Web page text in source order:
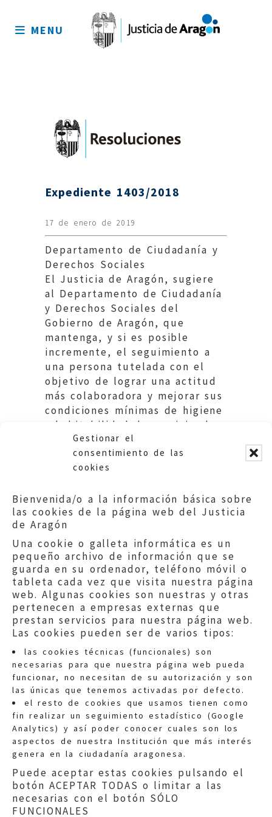
Gestionar el
consentimiento de las
cookies
Bienvenida/o a la información básica sobre
las cookies de la página web del Justicia
de Aragón
Una cookie o galleta informática es un
pequeño archivo de información que se
guarda en su ordenador, teléfono móvil o
tableta cada vez que visita nuestra página
web. Algunas cookies son nuestras y otras
pertenecen a empresas externas que
prestan servicios para nuestra página web.
Las cookies pueden ser de varios tipos:
las cookies técnicas (funcionales) son
necesarias para que nuestra página web pueda
funcionar, no necesitan de su autorización y son
las únicas que tenemos activadas por defecto.
el resto de cookies que usamos tienen como
fin realizar un seguimiento estadístico (Google
Analytics) y así poder conocer cuales son los
aspectos de nuestra Institución que más interés
genera en la ciudadanía aragonesa.
Puede aceptar estas cookies pulsando el
botón ACEPTAR TODAS o limitar a las
necesarias con el botón SÓLO
FUNCIONALES
sitio
MENU
Expediente 1403/2018
17 de enero de 2019
Departamento de Ciudadanía y
Derechos Sociales
El Justicia de Aragón, sugiere
al Departamento de Ciudadanía
y Derechos Sociales del
Gobierno de Aragón, que
mantenga, y si es posible
incremente, el seguimiento a
una persona tutelada con el
objetivo de lograr una actitud
más colaboradora y mejorar sus
condiciones mínimas de higiene
y habitabilidad de su vivienda,
y con ello una vida más digna.
Quejas:quejas@eljusticiadearagon.es
Información general:
informacion@eljusticiadearagon.es
Teléfonos:900 210 210/